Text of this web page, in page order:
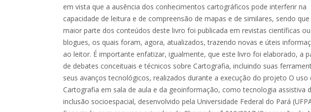
em vista que a ausência dos conhecimentos cartográficos pode interferir na
capacidade de leitura e de compreensão de mapas e de similares, sendo que
maior parte dos conteúdos deste livro foi publicada em revistas científicas
blogues, os quais foram, agora, atualizados, trazendo novas e úteis
ao leitor. É importante enfatizar, igualmente, que este livro foi elaborado, a
de debates conceituais e técnicos sobre Cartografia, incluindo suas
seus avanços tecnológicos, realizados durante a execução do projeto O uso
Cartografia em sala de aula e da geoinformação, como tecnologia assistiva
inclusão socioespacial, desenvolvido pela Universidade Federal do Pará